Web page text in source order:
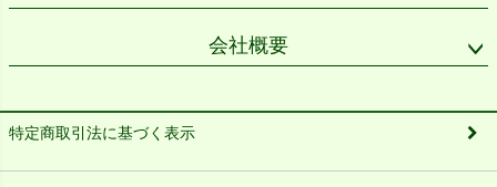
会社概要
特定商取引法に基づく表示